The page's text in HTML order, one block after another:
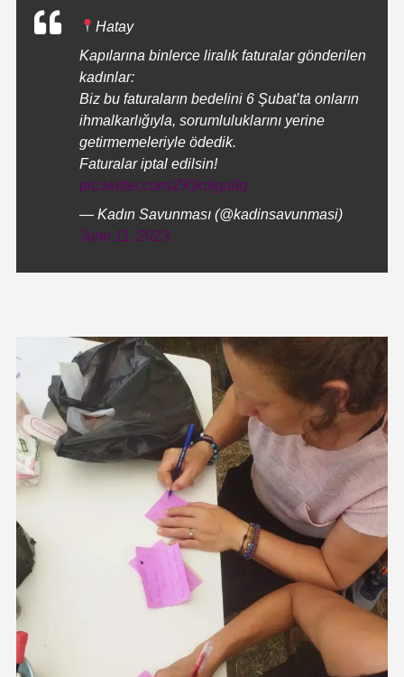
Hatay
Kapılarına binlerce liralık faturalar gönderilen
kadınlar:
Biz bu faturaların bedelini 6 Şubat’ta onların
ihmalkarlığıyla, sorumluluklarını yerine
getirmemeleriyle ödedik.
Faturalar iptal edilsin!
pic.twitter.com/ZKlkdigu6q
— Kadın Savunması (@kadinsavunmasi)
June 11, 2023